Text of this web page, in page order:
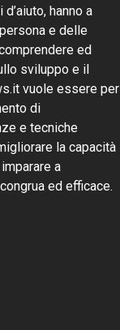
hanno a
e delle
ed
sviluppo e il
vuole essere per
di
e tecniche
la capacità
a
ed efficace.